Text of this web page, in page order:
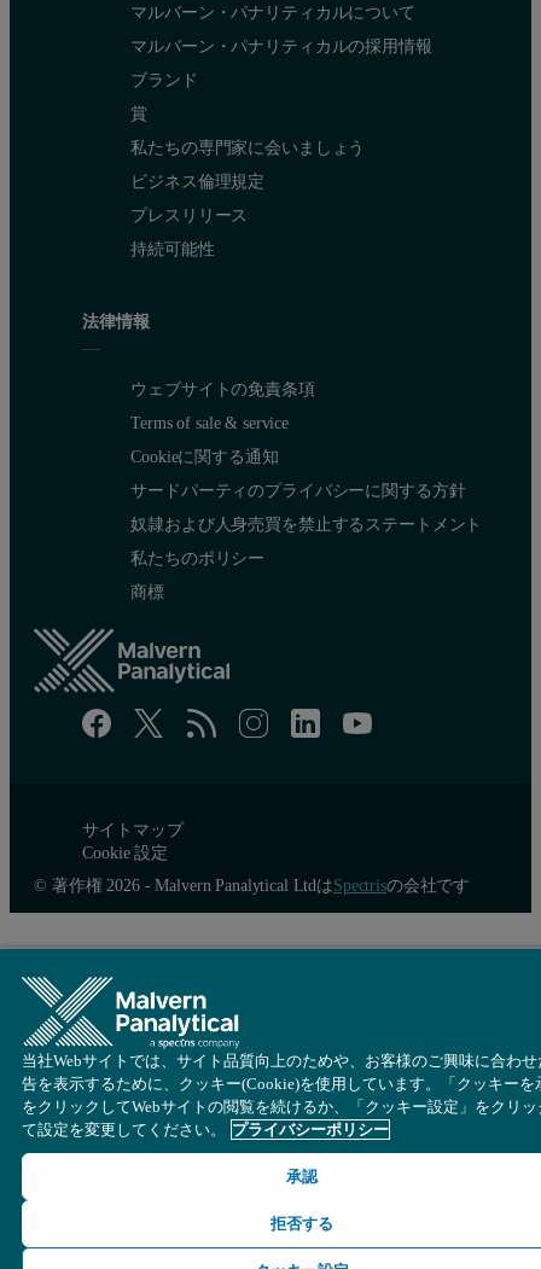
マルバーン・パナリティカルについて
マルバーン・パナリティカルの採用情報
ブランド
賞
私たちの専門家に会いましょう
ビジネス倫理規定
プレスリリース
持続可能性
法律情報
ウェブサイトの免責条項
Terms of sale & service
Cookieに関する通知
サードパーティのプライバシーに関する方針
奴隷および人身売買を禁止するステートメント
私たちのポリシー
商標
サイトマップ
Cookie 設定
© 著作権 2026 - Malvern Panalytical LtdはSpectrisの会社です
当社Webサイトでは、サイト品質向上のためや、お客様のご興味に合わせ
告を表示するために、クッキー(Cookie)を使用しています。「クッキーを
をクリックしてWebサイトの閲覧を続けるか、「クッキー設定」をクリッ
て設定を変更してください。
プライバシーポリシー
承認
拒否する